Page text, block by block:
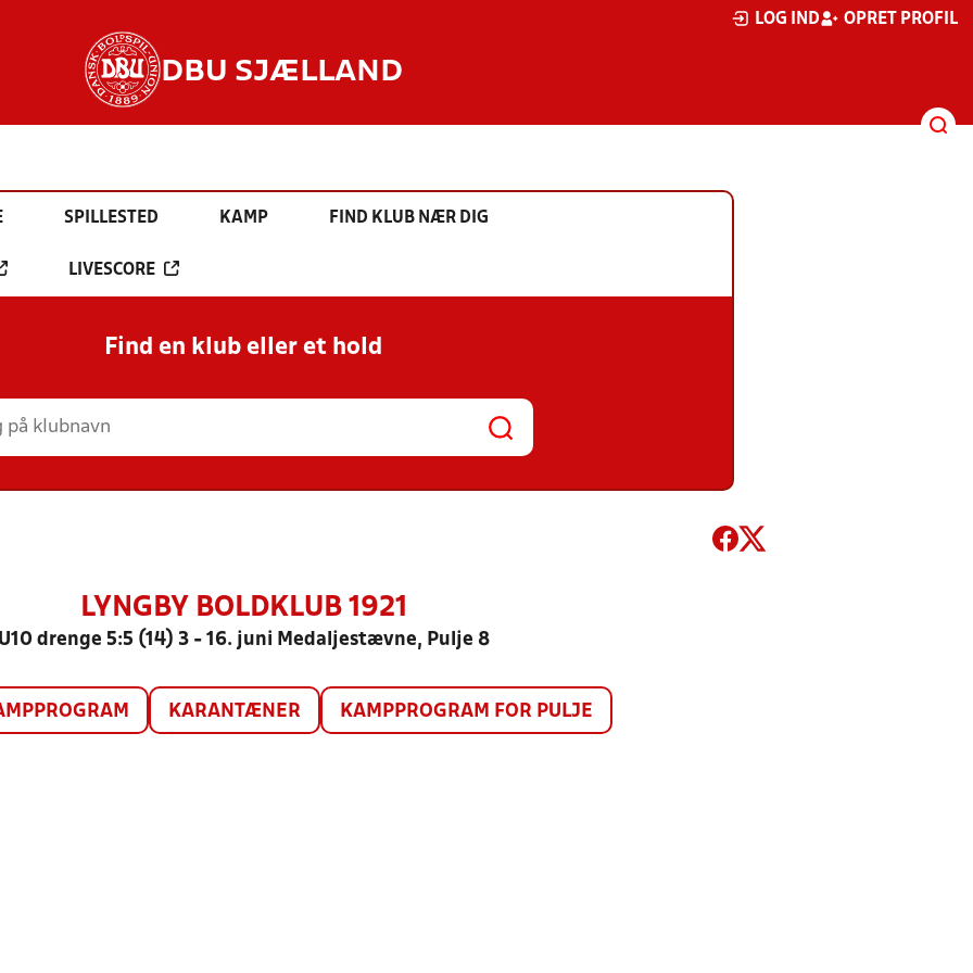
LOG IND OPRET PROFIL
DBU SJÆLLAND
SPILLESTED KAMP FIND KLUB NÆR DIG
LIVESCORE
Find en klub eller et hold
LYNGBY BOLDKLUB 1921
U10 drenge 5:5 (14) 3 - 16. juni Medaljestævne, Pulje 8
KARANTÆNER KAMPPROGRAM FOR PULJE